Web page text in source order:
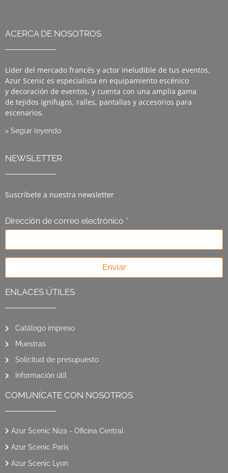
ACERCA DE NOSOTROS
Líder del mercado francés y actor ineludible de tus eventos,
Azur Scenic es especialista en equipamiento escénico
y decoración de eventos, y cuenta con una amplia gama
de tejidos ignífugos, raíles, pantallas y accesorios para
escenarios.
> Seguir leyendo
NEWSLETTER
Suscríbete a nuestra newsletter
Dirección de correo electrónico *
Enviar
ENLACES ÚTILES
Catálogo impreso
Muestras
Solicitud de presupuesto
Información útil
COMUNÍCATE CON NOSOTROS
Azur Scenic Niza - Oficina Central
Azur Scenic Paris
Azur Scenic Lyon